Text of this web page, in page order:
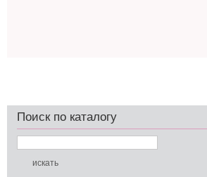
Поиск по каталогу